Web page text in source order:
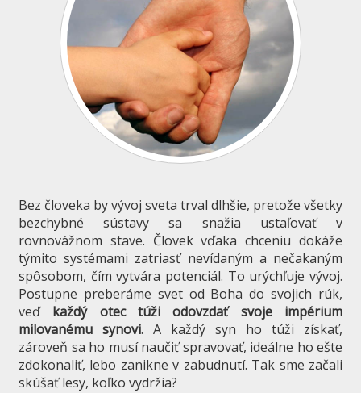
Bez človeka by vývoj sveta trval dlhšie, pretože všetky
bezchybné sústavy sa snažia ustaľovať v
rovnovážnom stave. Človek vďaka chceniu dokáže
týmito systémami zatriasť nevídaným a nečakaným
spôsobom, čím vytvára potenciál. To urýchľuje vývoj.
Postupne preberáme svet od Boha do svojich rúk,
veď každý otec túži odovzdať svoje impérium
milovanému synovi. A každý syn ho túži získať,
zároveň sa ho musí naučiť spravovať, ideálne ho ešte
zdokonaliť, lebo zanikne v zabudnutí. Tak sme začali
skúšať lesy, koľko vydržia?